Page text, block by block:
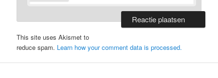
This site uses Akismet to
reduce spam. Learn how your comment data is processed.